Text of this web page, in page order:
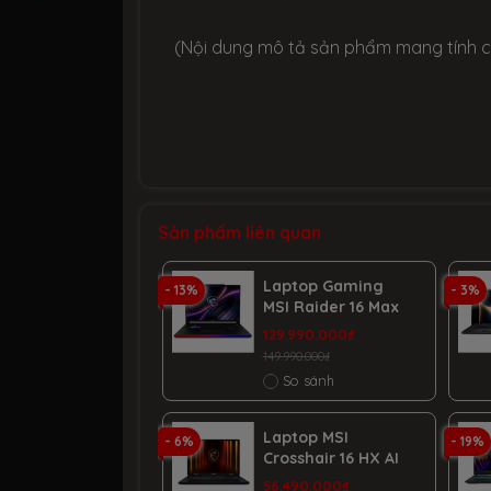
(Nội dung mô tả sản phẩm mang tính
Sản phẩm liên quan
- 13%
Laptop Gaming
MSI Raider 16 Max
HX B2WI 095VN |
CPU Ultra 9-
290HX Plus | RAM
64GB DDR5 | SSD
2TB PCIe | VGA
RTX 5080 16GB |
16.0 QHD+ 2K5
129.990.000₫
149.990.000₫
So sánh
- 3%
- 6%
Laptop MSI
Crosshair 16 HX AI
D2XWGKG 034VN |
56.490.000₫
- 19%